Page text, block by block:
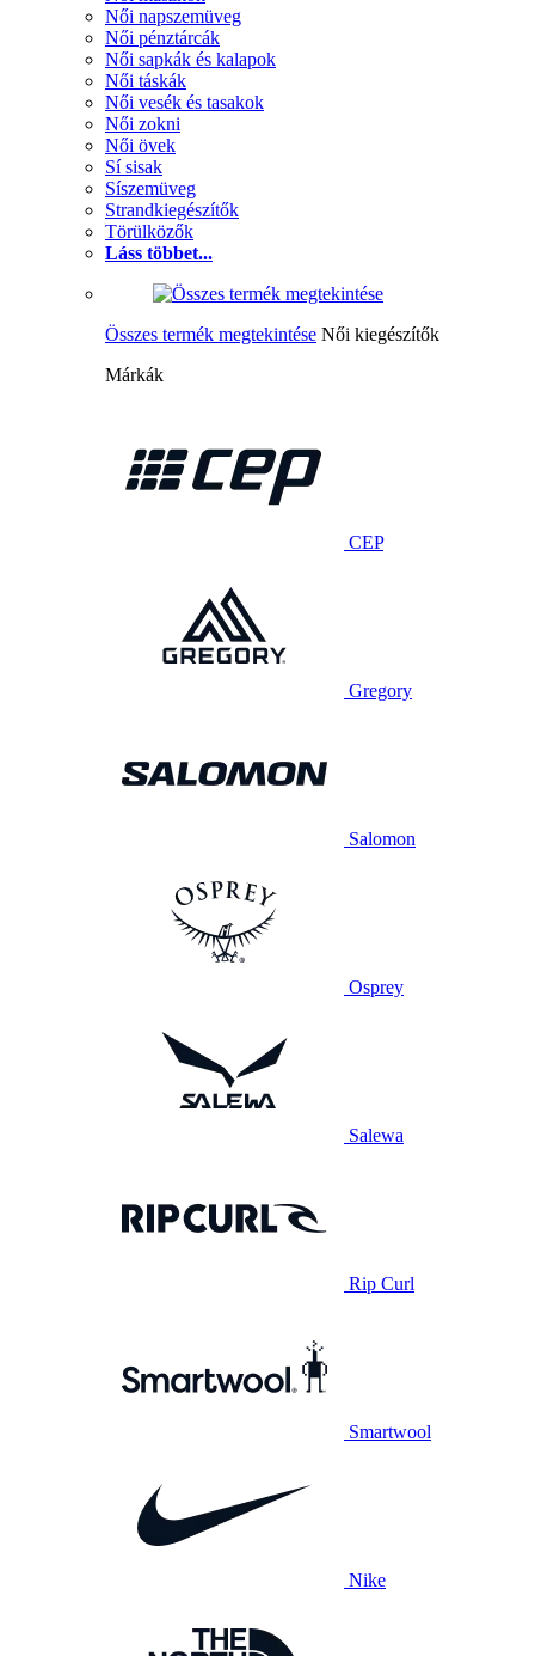
Női napszemüveg
Női pénztárcák
Női sapkák és kalapok
Női táskák
Női vesék és tasakok
Női zokni
Női övek
Sí sisak
Síszemüveg
Strandkiegészítők
Törülközők
Láss többet...
Összes termék megtekintése Női kiegészítők
Márkák
CEP
Gregory
Salomon
Osprey
Salewa
Rip Curl
Smartwool
Nike